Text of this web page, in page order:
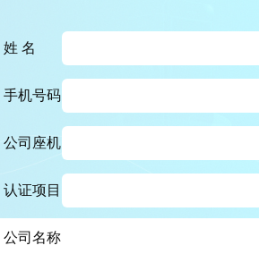
姓 名
手机号码
公司座机
认证项目
公司名称